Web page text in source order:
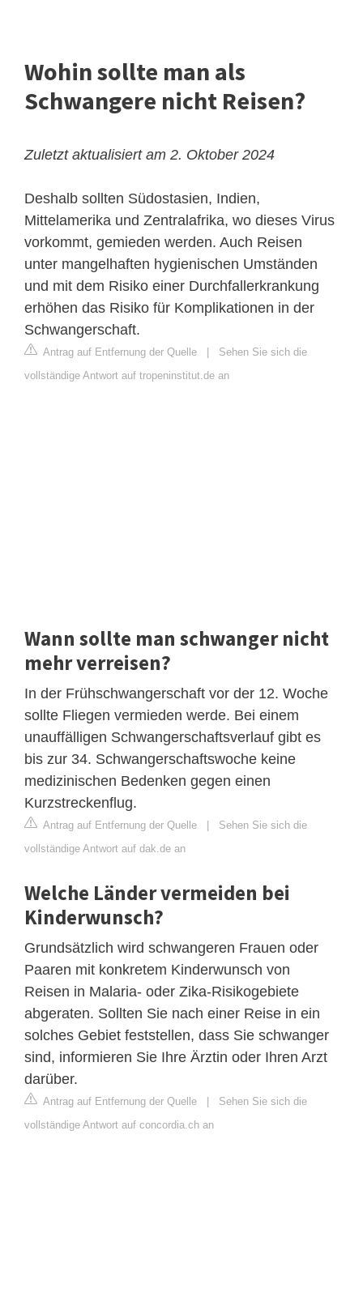
Wohin sollte man als
Schwangere nicht Reisen?
Zuletzt aktualisiert am 2. Oktober 2024
Deshalb sollten Südostasien, Indien,
Mittelamerika und Zentralafrika, wo dieses Virus
vorkommt, gemieden werden. Auch Reisen
unter mangelhaften hygienischen Umständen
und mit dem Risiko einer Durchfallerkrankung
erhöhen das Risiko für Komplikationen in der
Schwangerschaft.
Antrag auf Entfernung der Quelle
Sehen Sie sich die
vollständige Antwort auf tropeninstitut.de an
Wann sollte man schwanger nicht
mehr verreisen?
In der Frühschwangerschaft vor der 12. Woche
sollte Fliegen vermieden werde. Bei einem
unauffälligen Schwangerschaftsverlauf gibt es
bis zur 34. Schwangerschaftswoche keine
medizinischen Bedenken gegen einen
Kurzstreckenflug.
Antrag auf Entfernung der Quelle
Sehen Sie sich die
vollständige Antwort auf dak.de an
Welche Länder vermeiden bei
Kinderwunsch?
Grundsätzlich wird schwangeren Frauen oder
Paaren mit konkretem Kinderwunsch von
Reisen in Malaria- oder Zika-Risikogebiete
abgeraten. Sollten Sie nach einer Reise in ein
solches Gebiet feststellen, dass Sie schwanger
sind, informieren Sie Ihre Ärztin oder Ihren Arzt
darüber.
Antrag auf Entfernung der Quelle
Sehen Sie sich die
vollständige Antwort auf concordia.ch an